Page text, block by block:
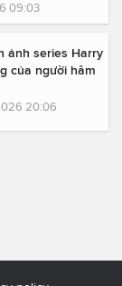
09:03
ảnh series Harry
của người hâm
20:06